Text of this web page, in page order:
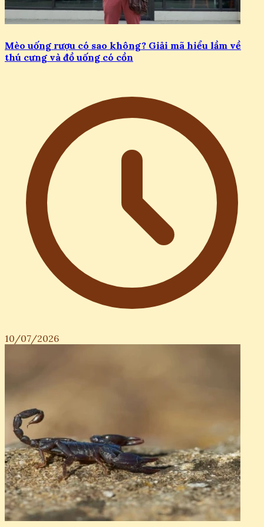
Mèo uống rượu có sao không? Giải mã hiểu lầm về
thú cưng và đồ uống có cồn
10/07/2026